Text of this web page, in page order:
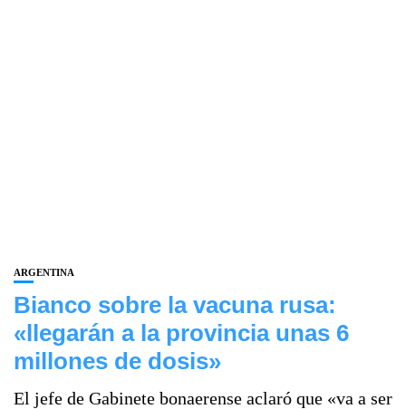
ARGENTINA
Bianco sobre la vacuna rusa:
«llegarán a la provincia unas 6
millones de dosis»
El jefe de Gabinete bonaerense aclaró que «va a ser